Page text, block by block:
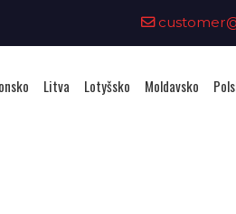
Litva Lotyšsko Moldavsko